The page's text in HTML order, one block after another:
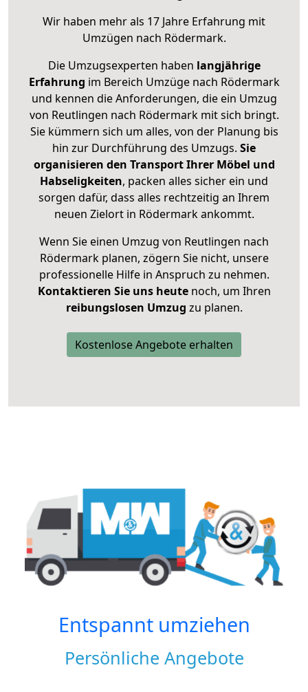
Wir haben mehr als 17 Jahre Erfahrung mit
Umzügen nach Rödermark.
Die Umzugsexperten haben langjährige
Erfahrung im Bereich Umzüge nach Rödermark
und kennen die Anforderungen, die ein Umzug
von Reutlingen nach Rödermark mit sich bringt.
Sie kümmern sich um alles, von der Planung bis
hin zur Durchführung des Umzugs. Sie
organisieren den Transport Ihrer Möbel und
Habseligkeiten, packen alles sicher ein und
sorgen dafür, dass alles rechtzeitig an Ihrem
neuen Zielort in Rödermark ankommt.
Wenn Sie einen Umzug von Reutlingen nach
Rödermark planen, zögern Sie nicht, unsere
professionelle Hilfe in Anspruch zu nehmen.
Kontaktieren Sie uns heutenoch, um Ihren
reibungslosen Umzug zu planen.
Kostenlose Angebote erhalten
Entspannt umziehen
Persönliche Angebote